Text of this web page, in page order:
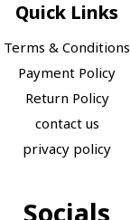
Quick Links
Terms & Conditions
Payment Policy
Return Policy
contact us
privacy policy